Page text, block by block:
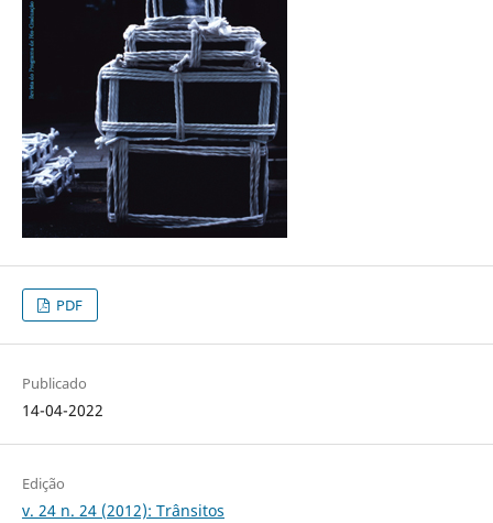
PDF
Publicado
14-04-2022
Edição
v. 24 n. 24 (2012): Trânsitos